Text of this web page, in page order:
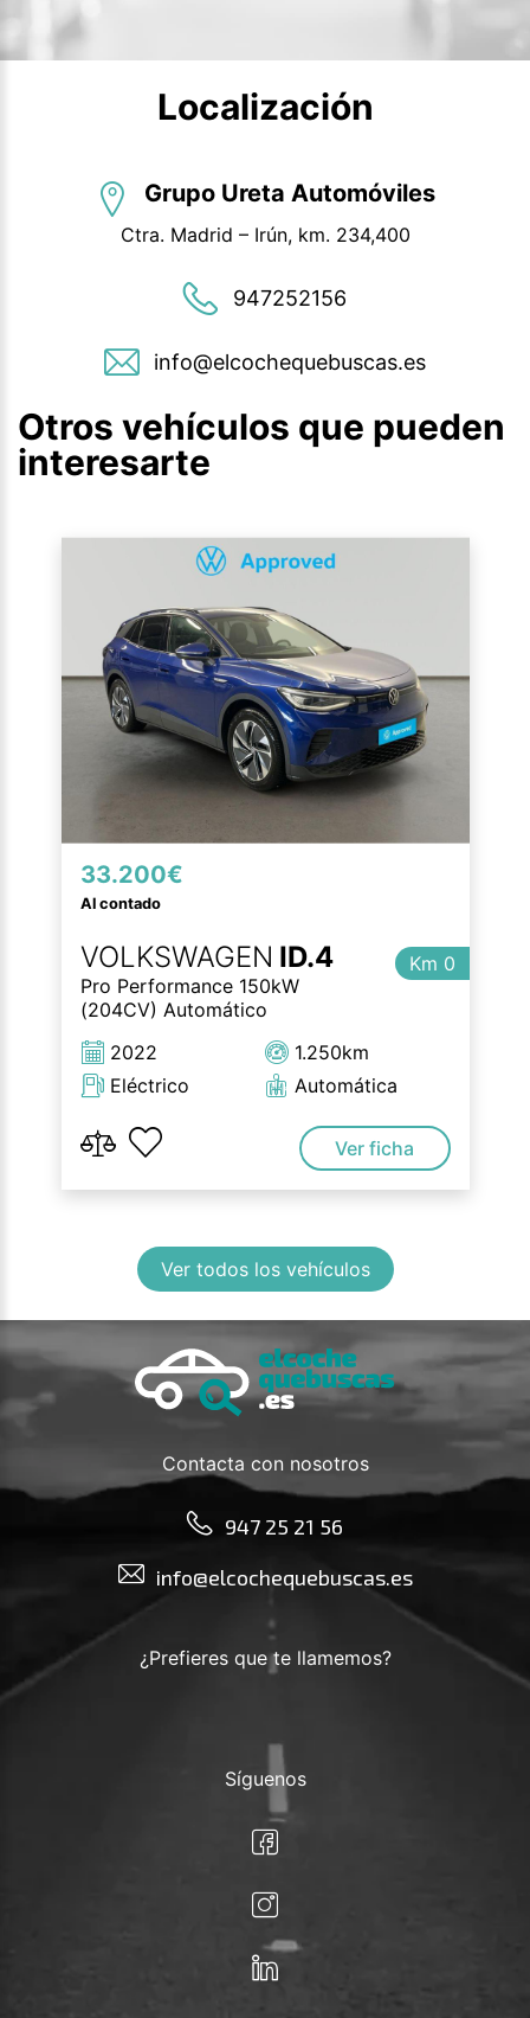
Localización
Grupo Ureta Automóviles
Ctra. Madrid – Irún, km. 234,400
947252156
info@elcochequebuscas.es
Otros vehículos que pueden
interesarte
33.200€
Al contado
VOLKSWAGEN ID.4
Pro Performance 150kW
(204CV) Automático
Km 0
2022
Eléctrico
1.250km
Automática
Ver ficha
Ver todos los vehículos
Contacta con nosotros
947 25 21 56
info@elcochequebuscas.es
¿Prefieres que te llamemos?
Síguenos